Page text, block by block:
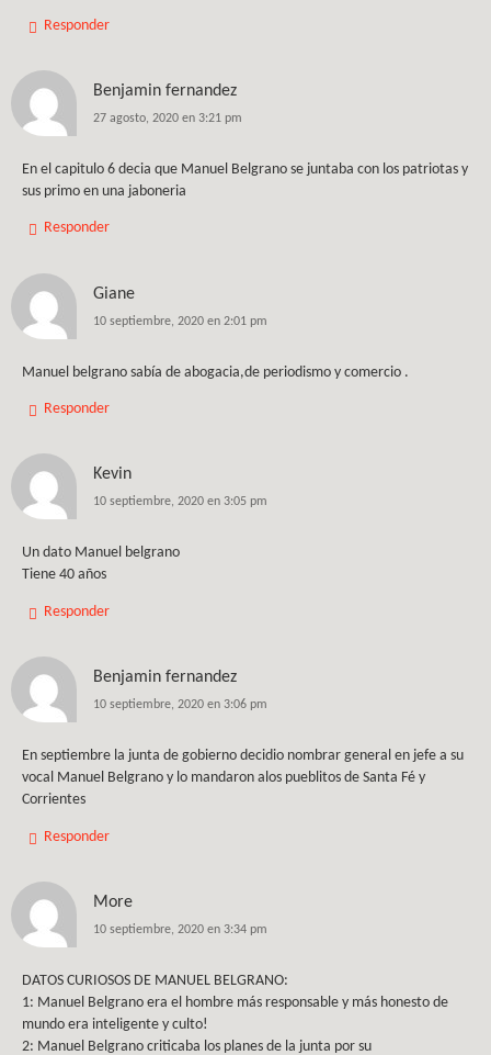
Responder
Benjamin fernandez
27 agosto, 2020 en 3:21 pm
En el capitulo 6 decia que Manuel Belgrano se juntaba con los patriotas y
sus primo en una jaboneria
Responder
Giane
10 septiembre, 2020 en 2:01 pm
Manuel belgrano sabía de abogacia,de periodismo y comercio .
Responder
Kevin
10 septiembre, 2020 en 3:05 pm
Un dato Manuel belgrano
Tiene 40 años
Responder
Benjamin fernandez
10 septiembre, 2020 en 3:06 pm
En septiembre la junta de gobierno decidio nombrar general en jefe a su
vocal Manuel Belgrano y lo mandaron alos pueblitos de Santa Fé y
Corrientes
Responder
More
10 septiembre, 2020 en 3:34 pm
DATOS CURIOSOS DE MANUEL BELGRANO:
1: Manuel Belgrano era el hombre más responsable y más honesto de
mundo era inteligente y culto!
2: Manuel Belgrano criticaba los planes de la junta por su